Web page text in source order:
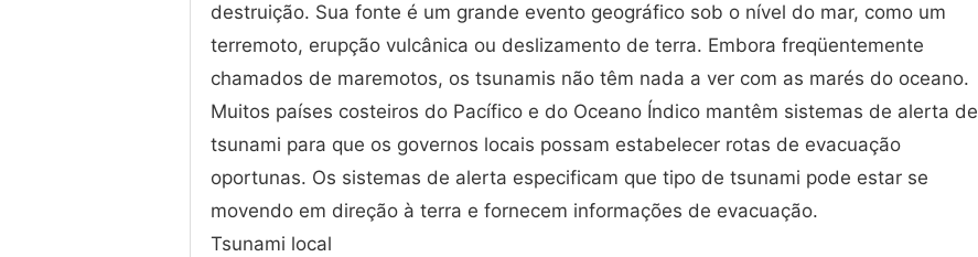
destruição. Sua fonte é um grande evento geográfico sob o nível do mar, como um
terremoto, erupção vulcânica ou deslizamento de terra. Embora freqüentemente
chamados de maremotos, os tsunamis não têm nada a ver com as marés do oceano.
Muitos países costeiros do Pacífico e do Oceano Índico mantêm sistemas de alerta de
tsunami para que os governos locais possam estabelecer rotas de evacuação
oportunas. Os sistemas de alerta especificam que tipo de tsunami pode estar se
movendo em direção à terra e fornecem informações de evacuação.
Tsunami local